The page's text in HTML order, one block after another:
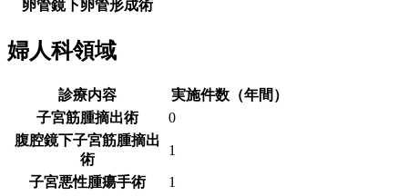
卵管鏡下卵管形成術
婦人科領域
診療内容
実施件数（年間）
子宮筋腫摘出術
0
腹腔鏡下子宮筋腫摘出
術
1
子宮悪性腫瘍手術
1